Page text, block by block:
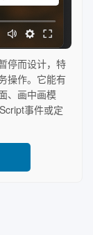
停而设计，特
操作。它能有
、画中画模
事件或定